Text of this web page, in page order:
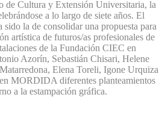
Cultura y Extensión Universitaria, la
a lo largo de siete años. El
sido la de consolidar una propuesta para
artística de futuros/as profesionales de
de la Fundación CIEC en
Azorín, Sebastián Chisari, Helene
Elena Toreli, Igone Urquiza
MORDIDA diferentes planteamientos
a la estampación gráfica.